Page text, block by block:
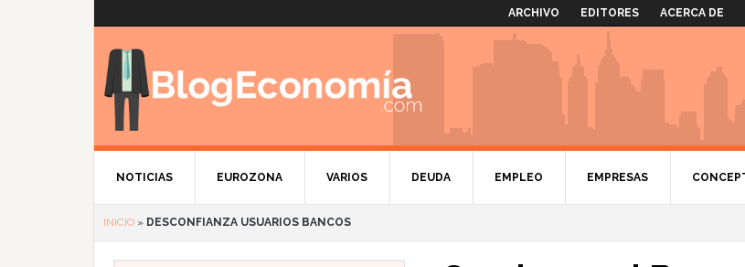
ARCHIVO EDITORES ACERCA DE
NOTICIAS EUROZONA VARIOS DEUDA EMPLEO EMPRESAS
INICIO » DESCONFIANZA USUARIOS BANCOS